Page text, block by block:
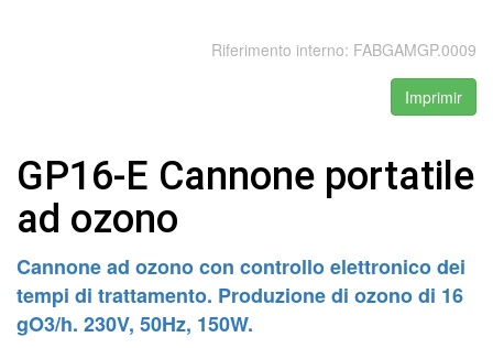
Riferimento interno: FABGAMGP.0009
Imprimir
GP16-E Cannone portatile
ad ozono
Cannone ad ozono con controllo elettronico dei
tempi di trattamento. Produzione di ozono di 16
gO3/h. 230V, 50Hz, 150W.